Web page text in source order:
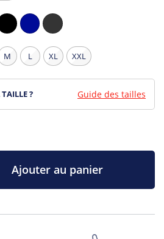
Chiné
M L XL XXL
TAILLE ? Guide des tailles
Ajouter au panier